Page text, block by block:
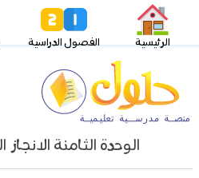
الرئيسية الفصول الدراسية
الوحدة الثامنة